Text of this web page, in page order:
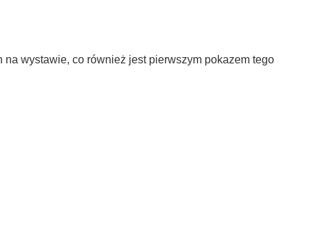
wystawie, co również jest pierwszym pokazem tego